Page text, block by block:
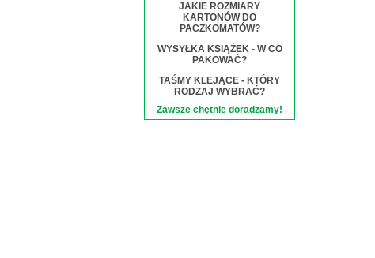
JAKIE ROZMIARY
KARTONÓW DO
PACZKOMATÓW?
WYSYŁKA KSIĄŻEK - W CO
PAKOWAĆ?
TAŚMY KLEJĄCE - KTÓRY
RODZAJ WYBRAĆ?
Zawsze chętnie doradzamy!